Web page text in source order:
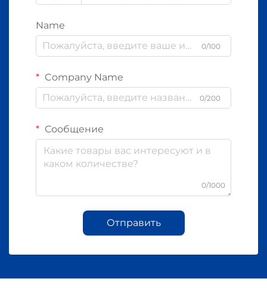
Name
0/100
Company Name
0/200
Сообщение
0/1000
Отправить